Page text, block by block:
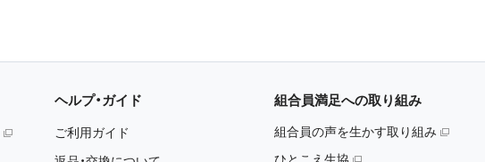
ヘルプ・ガイド
ご利用ガイド
組合員満足への取り組み
組合員の声を生かす取り組み